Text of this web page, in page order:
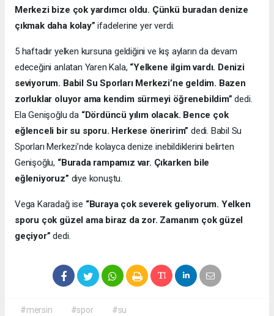
Merkezi bize çok yardımcı oldu. Çünkü buradan denize
çıkmak daha kolay”ifadelerine yer verdi.
5 haftadır yelken kursuna geldiğini ve kış ayların da devam
edeceğini anlatan Yaren Kala, “Yelkene ilgim vardı. Denizi
seviyorum. Babil Su Sporları Merkezi’ne geldim. Bazen
zorluklar oluyor ama kendim sürmeyi öğrenebildim”dedi.
Ela Genişoğlu da “Dördüncü yılım olacak. Bence çok
eğlenceli bir su sporu. Herkese öneririm” dedi. Babil Su
Sporları Merkezi’nde kolayca denize inebildiklerini belirten
Genişoğlu, “Burada rampamız var. Çıkarken bile
eğleniyoruz” diye konuştu.
Vega Karadağ ise “Buraya çok severek geliyorum. Yelken
sporu çok güzel ama biraz da zor. Zamanım çok güzel
geçiyor”dedi.
#mersin #spor #su